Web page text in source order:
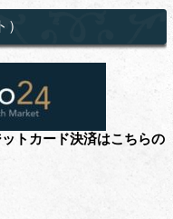
トカード決済はこちらの